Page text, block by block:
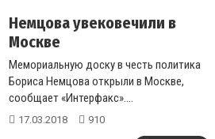
Немцова увековечили в
Москве
Мемориальную доску в честь политика
Бориса Немцова открыли в Москве,
сообщает «Интерфакс»....
17.03.2018 910